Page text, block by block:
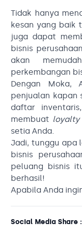
Tidak hanya
kesan yang baik
juga dapat
bisnis
akan
perkembangan
Dengan Moka,
penjualan kapan
daftar
membuat loyalty
setia Anda.
Jadi, tunggu apa
bisnis
peluang bisnis
berhasil!
Apabila Anda
Social Media Share :